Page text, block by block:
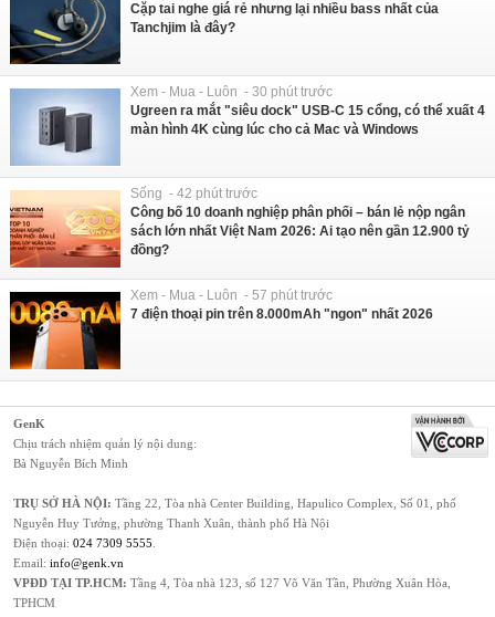
Cặp tai nghe giá rẻ nhưng lại nhiều bass nhất của
Tanchjim là đây?
Xem - Mua - Luôn - 30 phút trước
Ugreen ra mắt "siêu dock" USB-C 15 cổng, có thể xuất 4
màn hình 4K cùng lúc cho cả Mac và Windows
Sống - 42 phút trước
Công bố 10 doanh nghiệp phân phối – bán lẻ nộp ngân
sách lớn nhất Việt Nam 2026: Ai tạo nên gần 12.900 tỷ
đồng?
Xem - Mua - Luôn - 57 phút trước
7 điện thoại pin trên 8.000mAh "ngon" nhất 2026
GenK
Chịu trách nhiệm quản lý nội dung:
Bà Nguyễn Bích Minh
TRỤ SỞ HÀ NỘI: Tầng 22, Tòa nhà Center Building, Hapulico Complex, Số 01, phố
Nguyễn Huy Tưởng, phường Thanh Xuân, thành phố Hà Nội
Điện thoại: 024 7309 5555
Email: info@genk.vn
VPĐD TẠI TP.HCM: Tầng 4, Tòa nhà 123, số 127 Võ Văn Tần, Phường Xuân Hòa,
TPHCM